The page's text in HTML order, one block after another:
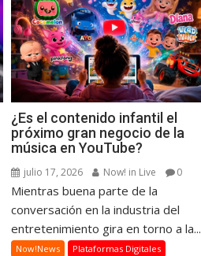
¿Es el contenido infantil el
próximo gran negocio de la
música en YouTube?
julio 17, 2026 Now! in Live 0
Mientras buena parte de la
conversación en la industria del
entretenimiento gira en torno a la...
Now!News
Plataformas Digitales